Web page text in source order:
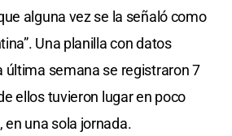
alguna vez se la señaló como
Una planilla con datos
última semana se registraron 7
ellos tuvieron lugar en poco
en una sola jornada.